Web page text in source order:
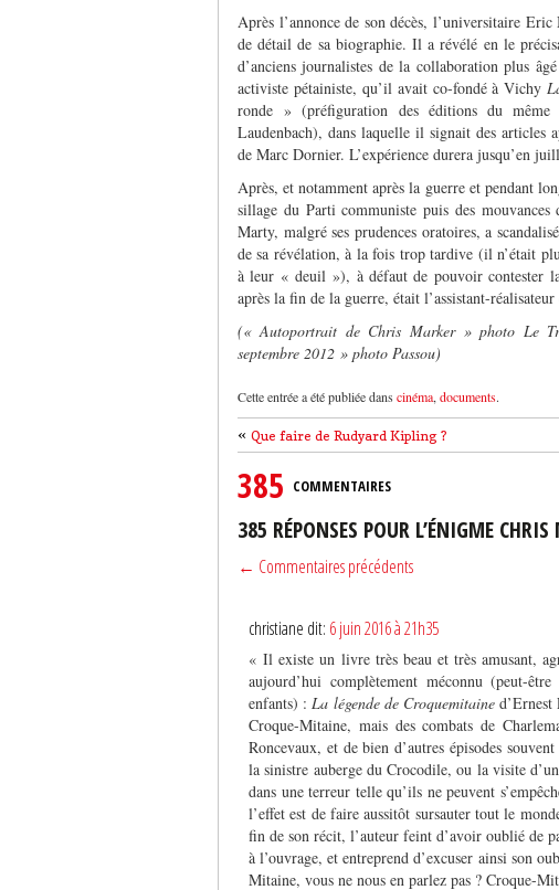
Après l’annonce de son décès, l’universitaire Eric
de détail de sa biographie. Il a révélé en le
d’anciens journalistes de la collaboration plus
activiste pétainiste, qu’il avait co-fondé à Vichy
ronde » (préfiguration des éditions du
Laudenbach), dans laquelle il signait des articles
de Marc Dornier. L’expérience durera jusqu’en
Après, et notamment après la guerre et pendant
sillage du Parti communiste puis des mouvances
Marty, malgré ses prudences oratoires, a
de sa révélation, à la fois trop tardive (il n’était
à leur « deuil »), à défaut de pouvoir contester
après la fin de la guerre, était l’assistant-
(« Autoportrait de Chris Marker » photo Le
septembre 2012 » photo Passou)
Cette entrée a été publiée dans cinéma, documents.
« Que faire de Rudyard Kipling ?
385 COMMENTAIRES
385 RÉPONSES POUR L’ÉNIGME CHRIS
← Commentaires précédents
christiane dit: 6 juin 2016 à 21h35
« Il existe un livre très beau et très amusant,
aujourd’hui complètement méconnu (peut-
enfants) : La légende de Croquemitained’Ernest
Croque-Mitaine, mais des combats de
Roncevaux, et de bien d’autres épisodes
la sinistre auberge du Crocodile, ou la visite
dans une terreur telle qu’ils ne peuvent
l’effet est de faire aussitôt sursauter tout le
fin de son récit, l’auteur feint d’avoir oublié de
à l’ouvrage, et entreprend d’excuser ainsi son
Mitaine, vous ne nous en parlez pas ? Croque-